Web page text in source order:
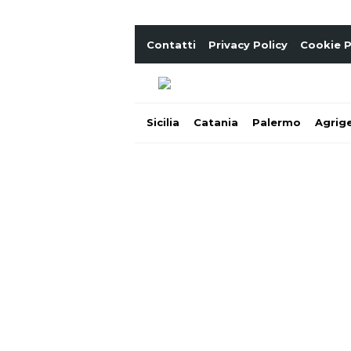
Contatti Privacy Policy Cookie
Sicilia Catania Palermo